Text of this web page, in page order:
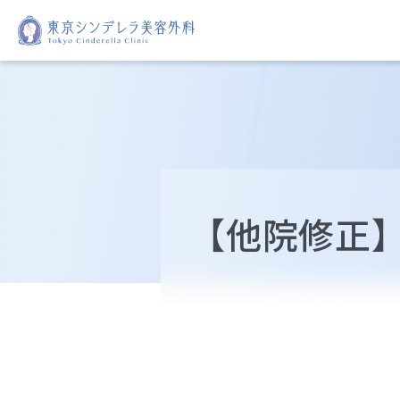
【他院修正